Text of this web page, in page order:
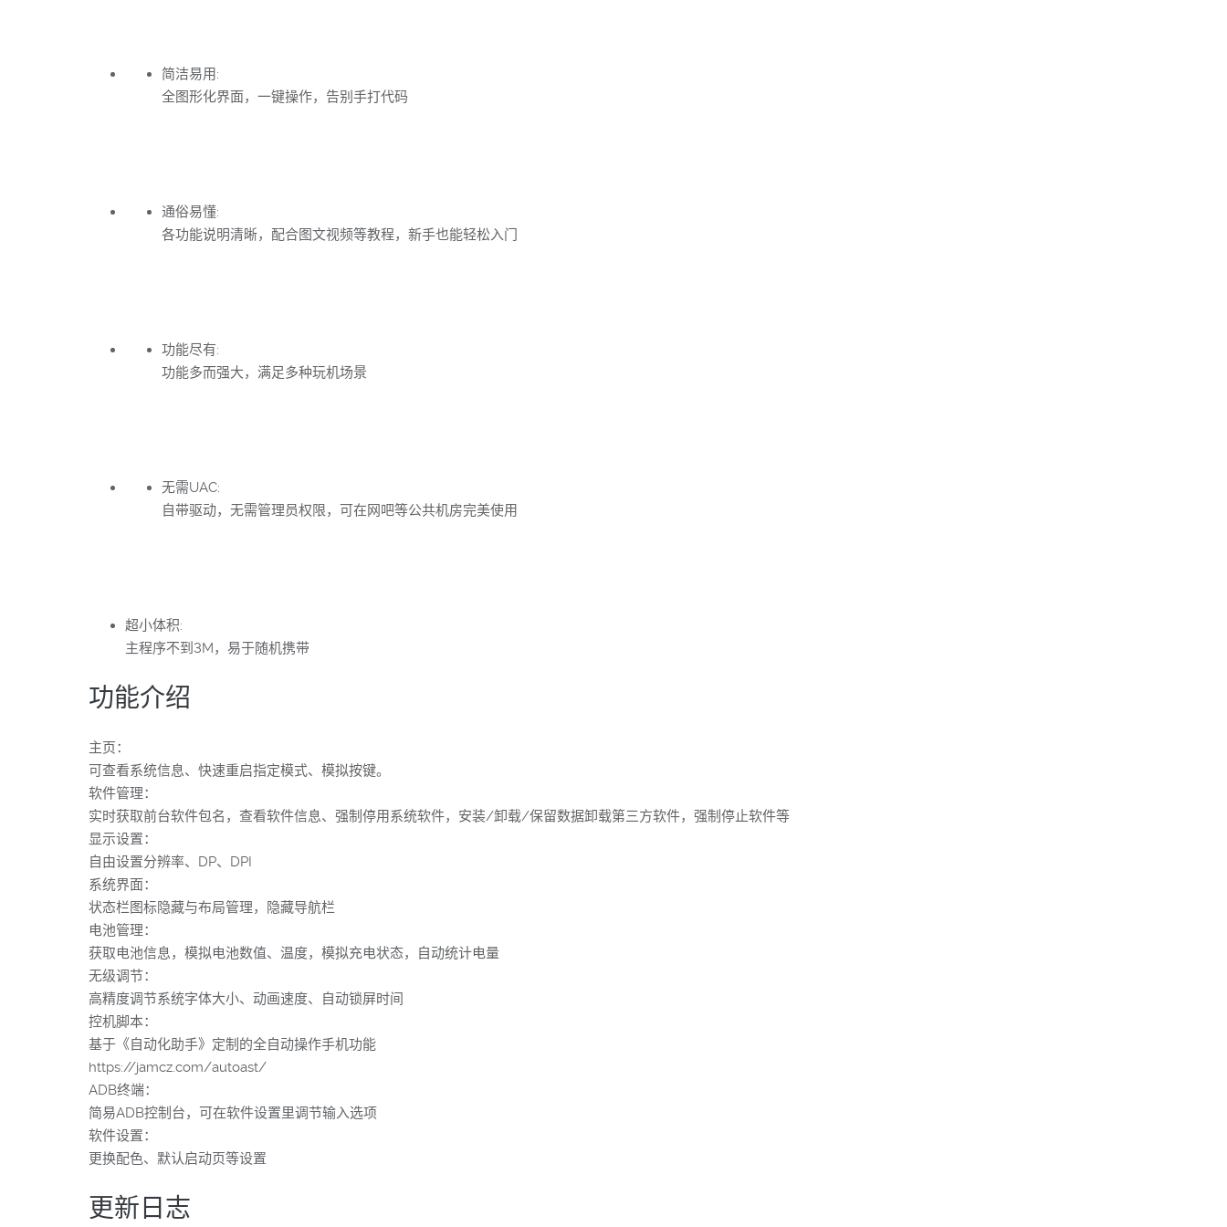
简洁易用:
全图形化界面，一键操作，告别手打代码
通俗易懂:
各功能说明清晰，配合图文视频等教程，新手也能轻松入门
功能尽有:
功能多而强大，满足多种玩机场景
无需UAC:
自带驱动，无需管理员权限，可在网吧等公共机房完美使用
超小体积:
主程序不到3M，易于随机携带
功能介绍
主页：
可查看系统信息、快速重启指定模式、模拟按键。
软件管理：
实时获取前台软件包名，查看软件信息、强制停用系统软件，安装/卸载/保留数据卸载第三方软件，强制停止软件等
显示设置：
自由设置分辨率、DP、DPI
系统界面：
状态栏图标隐藏与布局管理，隐藏导航栏
电池管理：
获取电池信息，模拟电池数值、温度，模拟充电状态，自动统计电量
无级调节：
高精度调节系统字体大小、动画速度、自动锁屏时间
控机脚本：
基于《自动化助手》定制的全自动操作手机功能
https://jamcz.com/autoast/
ADB终端：
简易ADB控制台，可在软件设置里调节输入选项
软件设置：
更换配色、默认启动页等设置
更新日志